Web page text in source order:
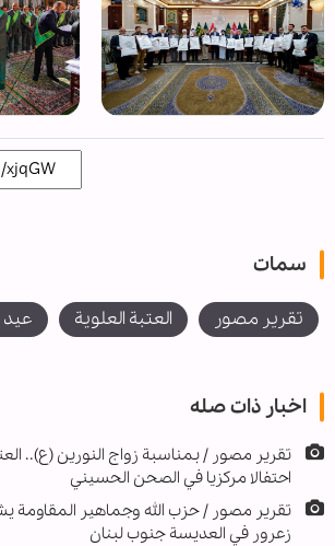
سمات
تقرير مصور العتبة العلوية عيد
اخبار ذات صله
تقرير مصور / بمناسبة زواج النورين (ع)..
احتفالا مركزيا في الصحن الحسيني
تقرير مصور / حزب الله وجماهير المقاومة
زعرور في العديسة جنوب لبنان